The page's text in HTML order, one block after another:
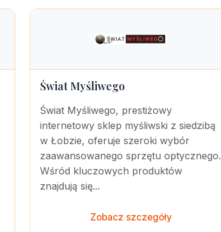
Świat Myśliwego
Świat Myśliwego, prestiżowy
internetowy sklep myśliwski z siedzibą
w Łobzie, oferuje szeroki wybór
zaawansowanego sprzętu optycznego.
Wśród kluczowych produktów
znajdują się...
Zobacz szczegóły